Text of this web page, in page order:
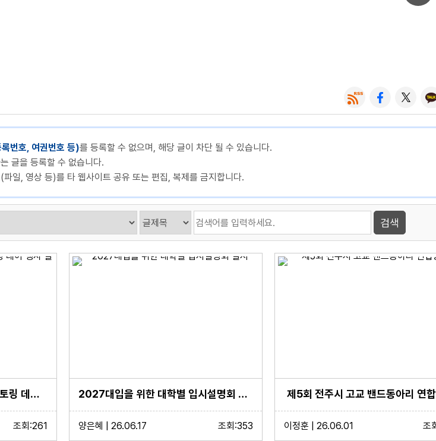
번호, 여권번호 등)를 등록할 수 없으며, 해당 글이 차단 될 수 있습니다.
글을 등록할 수 없습니다.
파일, 영상 등)를 타 웹사이트 공유 또는 편집, 복제를 금지합니다.
2026학년도 3학년 대학생 멘토링 데이 행사 실시
조회:261
2027대입을 위한 대학별 입시설명회 실시
양은혜 | 26.06.17 조회:353
제5회 전주시 고교 밴드동아리 연
이정훈 | 26.06.01 조